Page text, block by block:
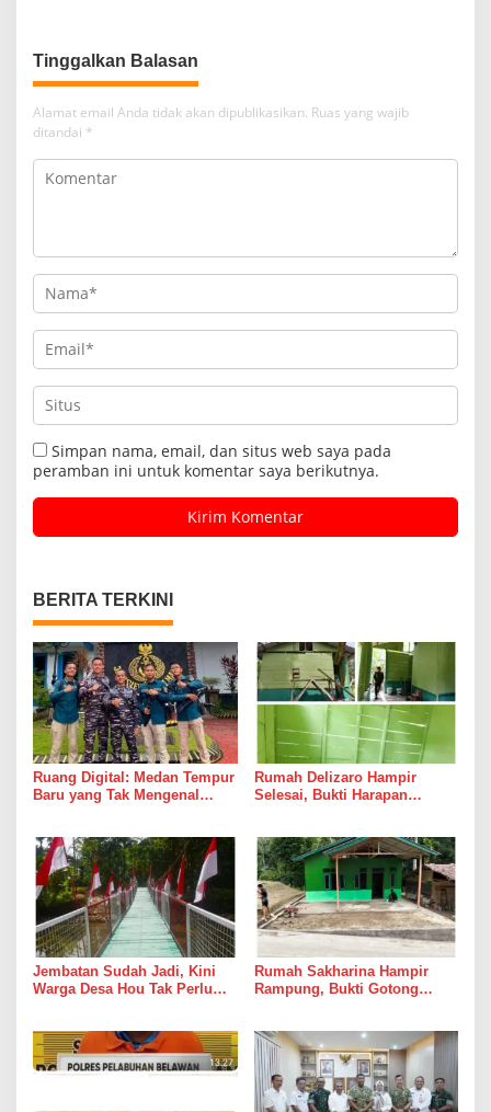
Tinggalkan Balasan
Alamat email Anda tidak akan dipublikasikan. Ruas yang wajib
ditandai *
Simpan nama, email, dan situs web saya pada
peramban ini untuk komentar saya berikutnya.
BERITA TERKINI
Ruang Digital: Medan Tempur
Baru yang Tak Mengenal
Rumah Delizaro Hampir
Selesai, Bukti Harapan
Jembatan Sudah Jadi, Kini
Warga Desa Hou Tak Perlu
Rumah Sakharina Hampir
Rampung, Bukti Gotong